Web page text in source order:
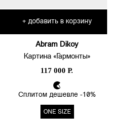
+ добавить в корзину
Abram Dikoy
Картина «Гармонты»
117 000 Р.
Сплитом дешевле -10%
ONE SIZE